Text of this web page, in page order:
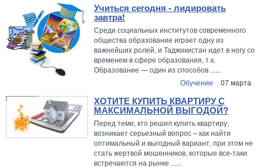
Учиться сегодня - лидировать
завтра!
Среди социальных институтов современного
общества образование играет одну из
важнейших ролей, и Таджикистан идет в ногу со
временем в сфере образования, т.к.
Образование — один из способов ......
Обучение
07 марта
ХОТИТЕ КУПИТЬ КВАРТИРУ С
МАКСИМАЛЬНОЙ ВЫГОДОЙ?
Перед теми, кто решил купить квартиру,
возникает серьезный вопрос – как найти
оптимальный и выгодный вариант, при этом не
стать жертвой мошенников, которые все-таки
встречаются на рынке ......